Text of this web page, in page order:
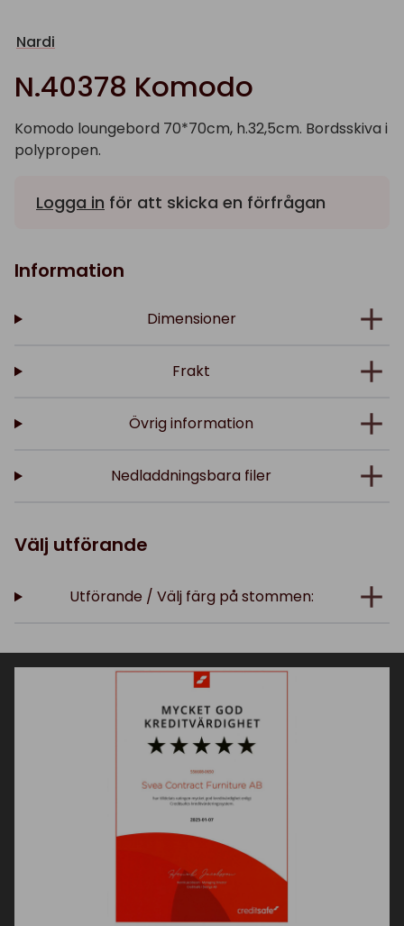
Nardi
N.40378 Komodo
Komodo loungebord 70*70cm, h.32,5cm. Bordsskiva i
polypropen.
Logga in för att skicka en förfrågan
Information
Dimensioner
Frakt
Övrig information
Nedladdningsbara filer
Välj utförande
Utförande / Välj färg på stommen: